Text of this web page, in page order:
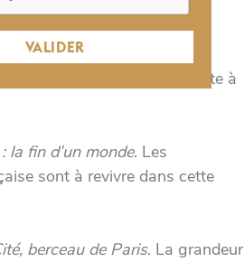
Saint Jacques
historique : une visite à
la fin d’un monde. Les
sont à revivre dans cette
berceau de Paris. La grandeur
VALIDER